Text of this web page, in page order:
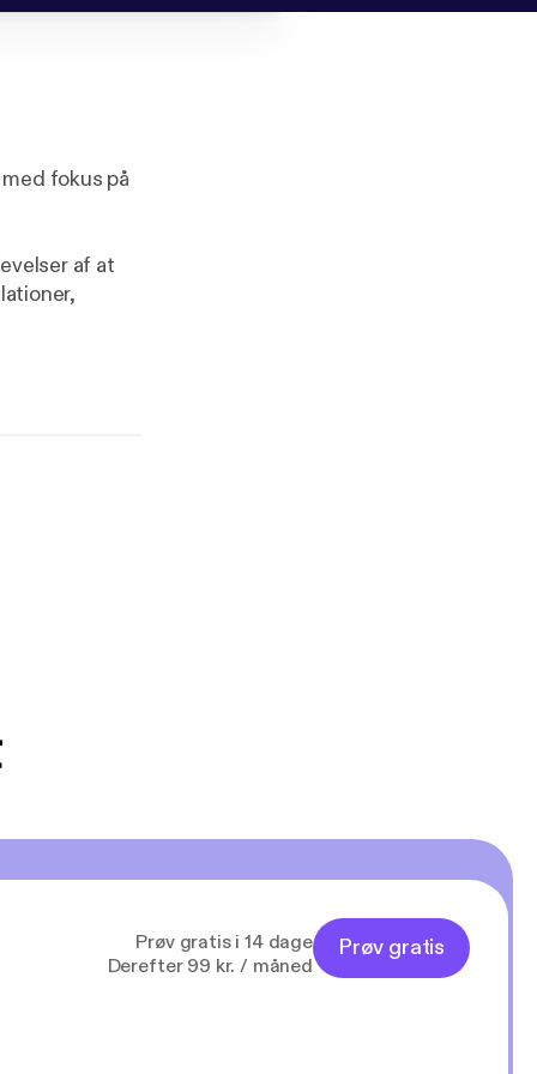
fokus på
af at
patient
hvilke
som kan
samfund,
og
Prøv gratis i 14 dage
Derefter 99 kr. / måned
Prøv gratis